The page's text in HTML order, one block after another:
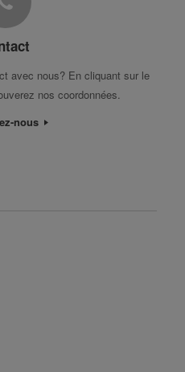
avec nous? En cliquant sur le
nos coordonnées.
nous